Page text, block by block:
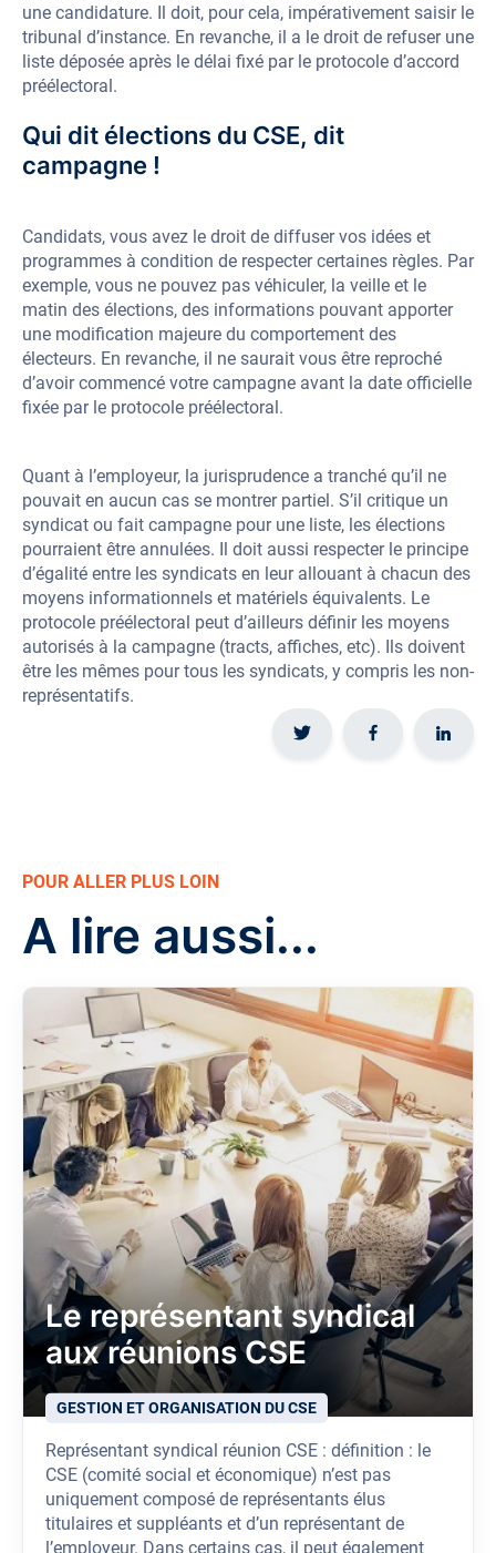
une candidature. Il doit, pour cela, impérativement saisir le
tribunal d’instance. En revanche, il a le droit de refuser une
liste déposée après le délai fixé par le protocole d’accord
préélectoral.
Qui dit élections du CSE, dit
campagne !
Candidats, vous avez le droit de diffuser vos idées et
programmes à condition de respecter certaines règles. Par
exemple, vous ne pouvez pas véhiculer, la veille et le
matin des élections, des informations pouvant apporter
une modification majeure du comportement des
électeurs. En revanche, il ne saurait vous être reproché
d’avoir commencé votre campagne avant la date officielle
fixée par le protocole préélectoral.
Quant à l’employeur, la jurisprudence a tranché qu’il ne
pouvait en aucun cas se montrer partiel. S’il critique un
syndicat ou fait campagne pour une liste, les élections
pourraient être annulées. Il doit aussi respecter le principe
d’égalité entre les syndicats en leur allouant à chacun des
moyens informationnels et matériels équivalents. Le
protocole préélectoral peut d’ailleurs définir les moyens
autorisés à la campagne (tracts, affiches, etc). Ils doivent
être les mêmes pour tous les syndicats, y compris les non-
représentatifs.
POUR ALLER PLUS LOIN
A lire aussi...
Le représentant syndical
aux réunions CSE
GESTION ET ORGANISATION DU CSE
Représentant syndical réunion CSE : définition : le
CSE (comité social et économique) n’est pas
uniquement composé de représentants élus
titulaires et suppléants et d’un représentant de
l’employeur. Dans certains cas, il peut également